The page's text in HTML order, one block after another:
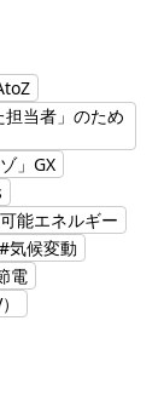
当者」のため
」GX
能エネルギー
#気候変動
電